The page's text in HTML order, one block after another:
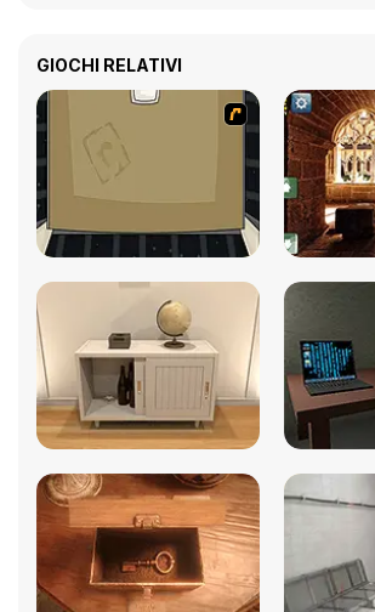
GIOCHI RELATIVI